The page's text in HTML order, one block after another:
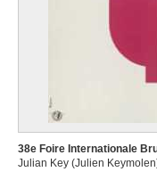
38e Foire Internationale
Julian Key (Julien